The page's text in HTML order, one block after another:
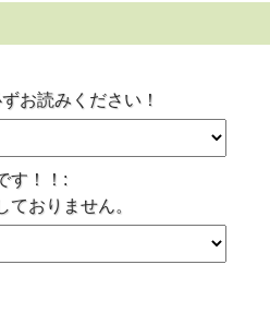
ます。
送の為、納品書/明細書等は
の密度)の多い上タイプの土の
お読みください！
す！！:
おりません。